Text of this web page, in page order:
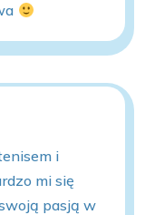
i
mi się
pasją w